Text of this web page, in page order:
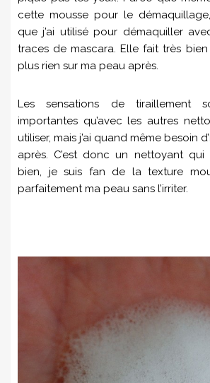
cette mousse pour le
que j’ai utilisé pour démaquiller
traces de mascara. Elle fait très
plus rien sur ma peau après.
Les sensations de tiraillement
importantes qu’avec les autres
utiliser, mais j’ai quand même besoin
après. C’est donc un nettoyant
bien, je suis fan de la texture
parfaitement ma peau sans l’irriter.